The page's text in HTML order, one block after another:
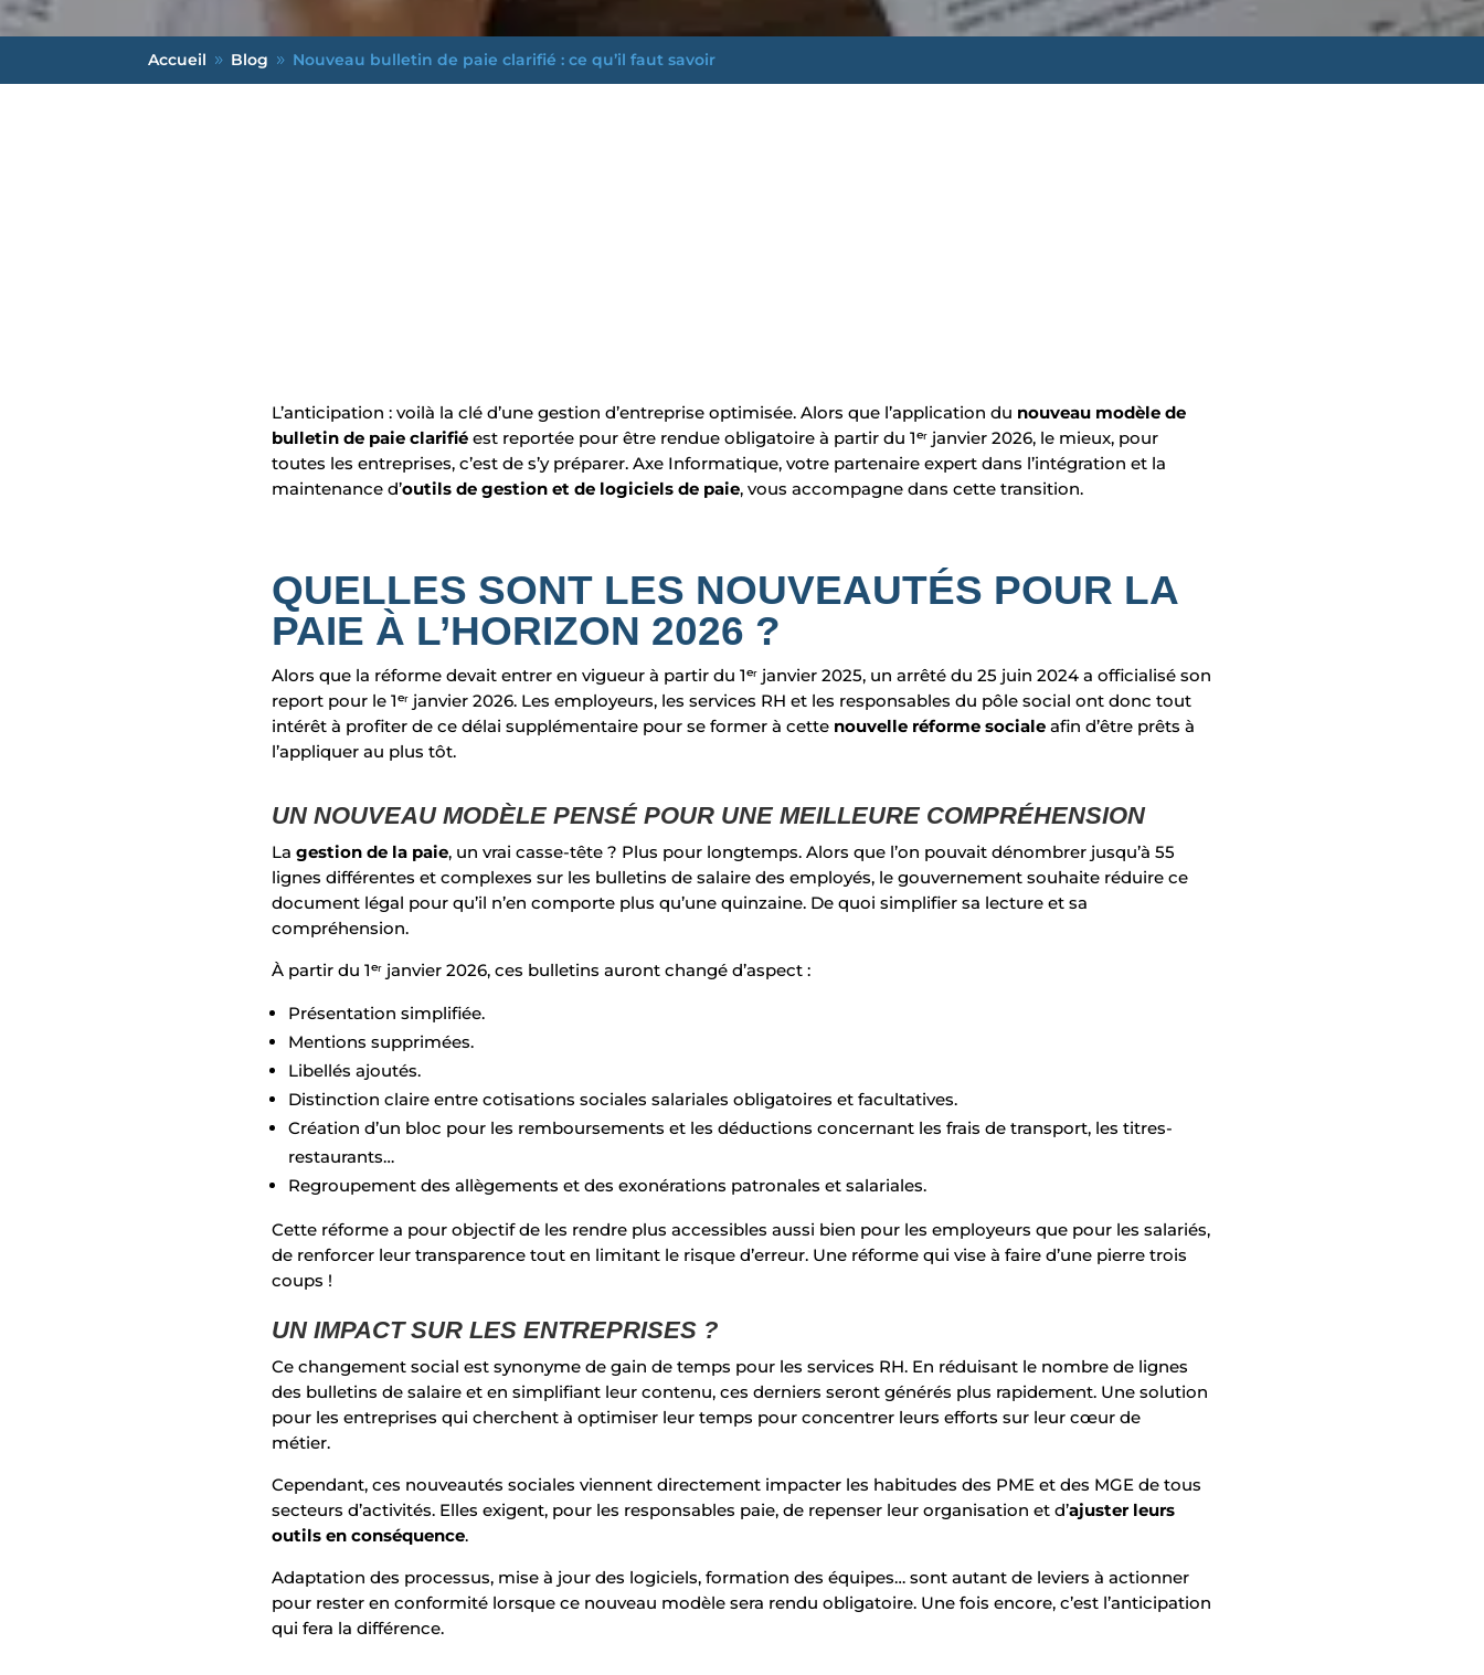
Accueil 9 Blog 9 Nouveau bulletin de paie clarifié : ce qu’il faut savoir
L’anticipation : voilà la clé d’une gestion d’entreprise optimisée. Alors que l’application du nouveau modèle de
bulletin de paie clarifié est reportée pour être rendue obligatoire à partir du 1ᵉʳ janvier 2026, le mieux, pour
toutes les entreprises, c’est de s’y préparer. Axe Informatique, votre partenaire expert dans l’intégration et la
maintenance d’outils de gestion et de logiciels de paie, vous accompagne dans cette transition.
QUELLES SONT LES NOUVEAUTÉS POUR LA
PAIE À L’HORIZON 2026 ?
Alors que la réforme devait entrer en vigueur à partir du 1ᵉʳ janvier 2025, un arrêté du 25 juin 2024 a officialisé son
report pour le 1ᵉʳ janvier 2026. Les employeurs, les services RH et les responsables du pôle social ont donc tout
intérêt à profiter de ce délai supplémentaire pour se former à cette nouvelle réforme sociale afin d’être prêts à
l’appliquer au plus tôt.
UN NOUVEAU MODÈLE PENSÉ POUR UNE MEILLEURE COMPRÉHENSION
Lagestion de la paie, un vrai casse-tête ? Plus pour longtemps. Alors que l’on pouvait dénombrer jusqu’à 55
lignes différentes et complexes sur les bulletins de salaire des employés, le gouvernement souhaite réduire ce
document légal pour qu’il n’en comporte plus qu’une quinzaine. De quoi simplifier sa lecture et sa
compréhension.
À partir du 1ᵉʳ janvier 2026, ces bulletins auront changé d’aspect :
Présentation simplifiée.
Mentions supprimées.
Libellés ajoutés.
Distinction claire entre cotisations sociales salariales obligatoires et facultatives.
Création d’un bloc pour les remboursements et les déductions concernant les frais de transport, les titres-
restaurants…
Regroupement des allègements et des exonérations patronales et salariales.
Cette réforme a pour objectif de les rendre plus accessibles aussi bien pour les employeurs que pour les salariés,
de renforcer leur transparence tout en limitant le risque d’erreur. Une réforme qui vise à faire d’une pierre trois
coups !
UN IMPACT SUR LES ENTREPRISES ?
Ce changement social est synonyme de gain de temps pour les services RH. En réduisant le nombre de lignes
des bulletins de salaireet en simplifiant leur contenu,ces derniers seront générés plus rapidement. Une solution
pour les entreprises qui cherchent à optimiser leur temps pour concentrer leurs efforts sur leur cœur de
métier.
Cependant, ces nouveautés sociales viennent directement impacter les habitudes des PME et des MGE de tous
secteurs d’activités. Elles exigent, pour les responsables paie, de repenser leur organisation et d’ajuster leurs
outils en conséquence.
Adaptation des processus, mise à jour des logiciels, formation des équipes… sont autant de leviers à actionner
pour rester en conformité lorsque ce nouveau modèle sera rendu obligatoire. Une fois encore, c’est l’anticipation
qui fera la différence.